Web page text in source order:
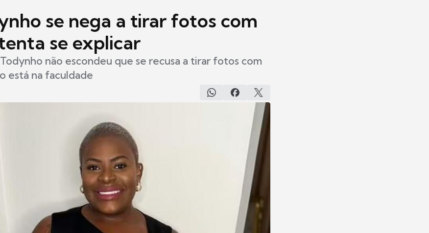
se nega a tirar fotos com
se explicar
não escondeu que se recusa a tirar fotos com
está na faculdade